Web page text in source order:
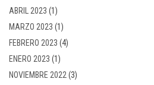
ABRIL 2023 (1)
MARZO 2023 (1)
FEBRERO 2023 (4)
ENERO 2023 (1)
NOVIEMBRE 2022 (3)